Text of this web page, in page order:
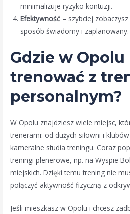
minimalizuje ryzyko kontuzji.
Efektywność – szybciej
sposób świadomy i zaplanowany.
Gdzie w Opolu
trenować z
personalnym?
W Opolu znajdziesz wiele miejsc,
trenerami: od dużych siłowni i
kameralne studia treningu. Coraz
treningi plenerowe, np. na Wyspie
miejskich. Dzięki temu trening nie
połączyć aktywność fizyczną z
Jeśli mieszkasz w Opolu i chcesz